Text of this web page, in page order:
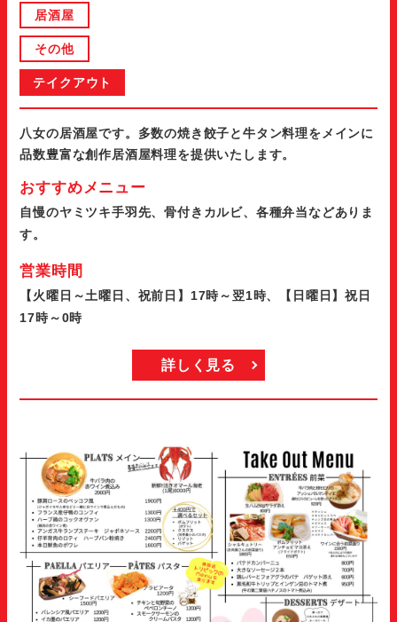
居酒屋
その他
テイクアウト
八女の居酒屋です。多数の焼き餃子と牛タン料理をメインに
品数豊富な創作居酒屋料理を提供いたします。
おすすめメニュー
自慢のヤミツキ手羽先、骨付きカルビ、各種弁当などありま
す。
営業時間
【火曜日～土曜日、祝前日】17時～翌1時、【日曜日】祝日
17時～0時
詳しく見る